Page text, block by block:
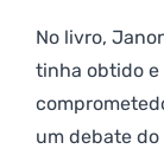
No livro,
tinha obtido e
um debate